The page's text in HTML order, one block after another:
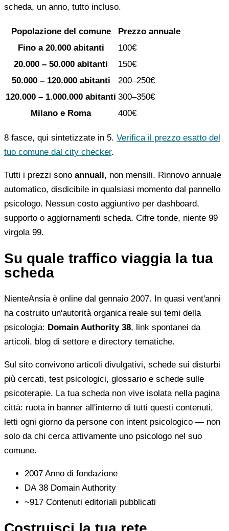
scheda, un anno, tutto incluso.
Popolazione del comune
Prezzo annuale
Fino a 20.000 abitanti
100€
20.000 – 50.000 abitanti
150€
50.000 – 120.000 abitanti
200–250€
120.000 – 1.000.000 abitanti 300–350€
Milano e Roma
400€
8 fasce, qui sintetizzate in 5. Verifica il prezzo esatto del
tuo comune dal city checker.
Tutti i prezzi sono annuali, non mensili. Rinnovo annuale
automatico, disdicibile in qualsiasi momento dal pannello
psicologo. Nessun costo aggiuntivo per dashboard,
supporto o aggiornamenti scheda. Cifre tonde, niente 99
virgola 99.
Su quale traffico viaggia la tua
scheda
NienteAnsia è online dal gennaio 2007. In quasi vent'anni
ha costruito un'autorità organica reale sui temi della
psicologia: Domain Authority 38, link spontanei da
articoli, blog di settore e directory tematiche.
Sul sito convivono articoli divulgativi, schede sui disturbi
più cercati, test psicologici, glossario e schede sulle
psicoterapie. La tua scheda non vive isolata nella pagina
città: ruota in banner all'interno di tutti questi contenuti,
letti ogni giorno da persone con intent psicologico — non
solo da chi cerca attivamente uno psicologo nel suo
comune.
2007 Anno di fondazione
DA 38 Domain Authority
~917 Contenuti editoriali pubblicati